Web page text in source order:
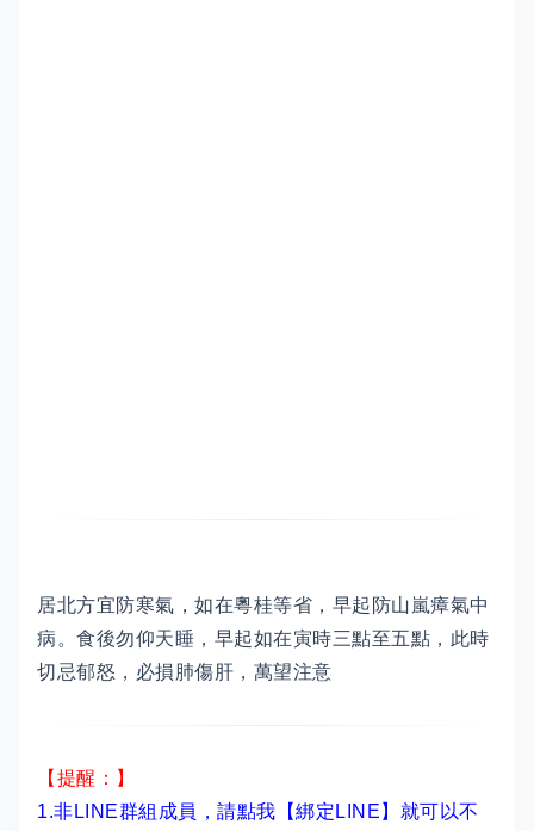
居北方宜防寒氣，如在粵桂等省，早起防山嵐瘴氣中
病。食後勿仰天睡，早起如在寅時三點至五點，此時
切忌郁怒，必損肺傷肝，萬望注意
【提醒：】
1.非LINE群組成員， 請點我【綁定LINE】 就可以不